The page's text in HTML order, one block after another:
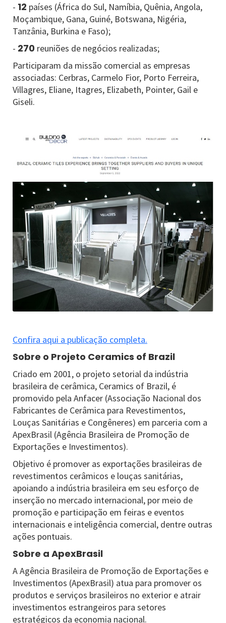
- 12 países (África do Sul, Namíbia, Quênia, Angola,
Moçambique, Gana, Guiné, Botswana, Nigéria,
Tanzânia, Burkina e Faso);
- 270 reuniões de negócios realizadas;
Participaram da missão comercial as empresas
associadas: Cerbras, Carmelo Fior, Porto Ferreira,
Villagres, Eliane, Itagres, Elizabeth, Pointer, Gail e
Giseli.
Confira aqui a publicação completa.
Sobre o Projeto Ceramics of Brazil
Criado em 2001, o projeto setorial da indústria
brasileira de cerâmica, Ceramics of Brazil, é
promovido pela Anfacer (Associação Nacional dos
Fabricantes de Cerâmica para Revestimentos,
Louças Sanitárias e Congêneres) em parceria com a
ApexBrasil (Agência Brasileira de Promoção de
Exportações e Investimentos).
Objetivo é promover as exportações brasileiras de
revestimentos cerâmicos e louças sanitárias,
apoiando a indústria brasileira em seu esforço de
inserção no mercado internacional, por meio de
promoção e participação em feiras e eventos
internacionais e inteligência comercial, dentre outras
ações pontuais.
Sobre a ApexBrasil
A Agência Brasileira de Promoção de Exportações e
Investimentos (ApexBrasil) atua para promover os
produtos e serviços brasileiros no exterior e atrair
investimentos estrangeiros para setores
estratégicos da economia nacional.